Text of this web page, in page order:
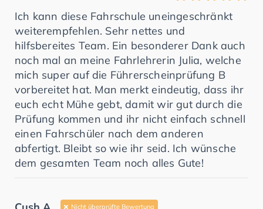
Ich kann diese Fahrschule uneingeschränkt
weiterempfehlen. Sehr nettes und
hilfsbereites Team. Ein besonderer Dank auch
noch mal an meine Fahrlehrerin Julia, welche
mich super auf die Führerscheinprüfung B
vorbereitet hat. Man merkt eindeutig, dass ihr
euch echt Mühe gebt, damit wir gut durch die
Prüfung kommen und ihr nicht einfach schnell
einen Fahrschüler nach dem anderen
abfertigt. Bleibt so wie ihr seid. Ich wünsche
dem gesamten Team noch alles Gute!
Nicht überprüfte Bewertung